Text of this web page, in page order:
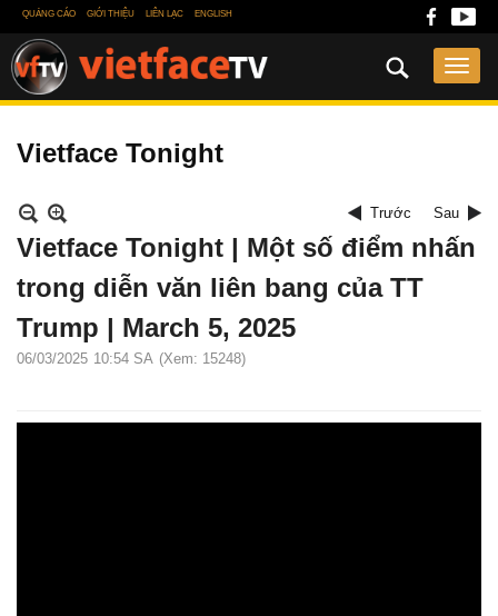
QUẢNG CÁO GIỚI THIỆU LIÊN LẠC ENGLISH
Vietface Tonight
Trước Sau
Vietface Tonight | Một số điểm nhấn
trong diễn văn liên bang của TT
Trump | March 5, 2025
06/03/2025 10:54 SA (Xem: 15248)